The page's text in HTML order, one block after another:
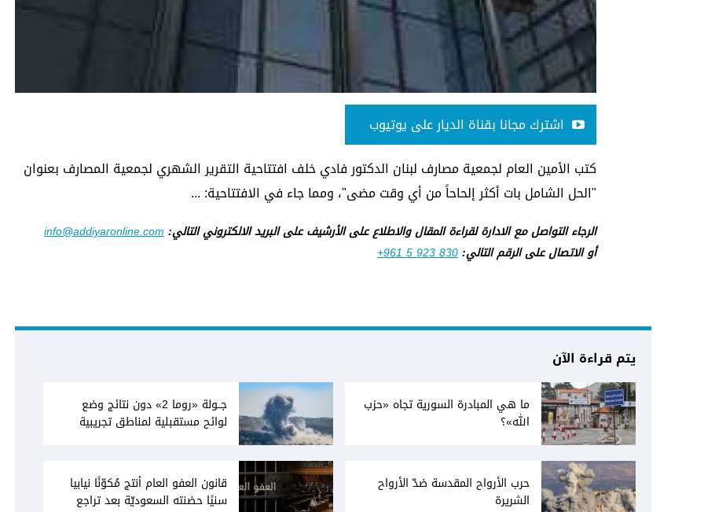
اشترك مجانا بقناة الديار على يوتيوب
كتب الأمين العام لجمعية مصارف لبنان الدكتور فادي خلف افتتاحية التقرير الشهري لجمعية المصارف بعنوان
"الحل الشامل بات أكثر إلحاحاً من أي وقت مضى"، ومما جاء في الافتتاحية: ...
الرجاء التواصل مع الادارة لقراءة المقال والاطلاع على الأرشيف على البريد الالكتروني التالي:info@addiyaronline.com
أو الاتصال على الرقم التالي:+961 5 923 830
يتم قراءة الآن
ما هي المبادرة السورية تجاه «حزب
الله»؟
جــولة «روما 2» دون نتائج وضع
لوائح مستقبلية لمناطق تجريبية
حرب الأرواح المقدسة ضدّ الأرواح
الشريرة
قانون العفو العام أنتج مُكوّنًا نيابيا
سنيًا حضنته السعوديّة بعد تراجع